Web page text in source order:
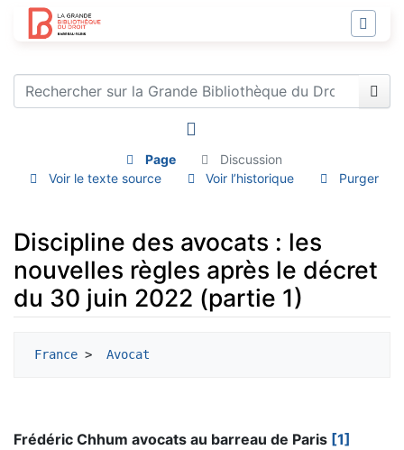
Page
Discussion
Voir le texte source
Voir l’historique Purger
Discipline des avocats : les
nouvelles règles après le décret
du 30 juin 2022 (partie 1)
France > Avocat
Frédéric Chhum avocats au barreau de Paris [1]